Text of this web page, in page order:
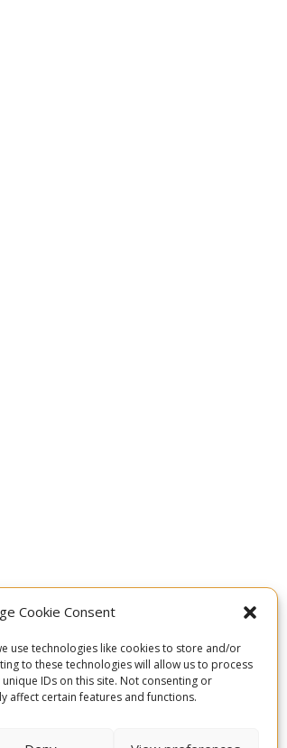
Cookie Consent
use technologies like cookies to store and/or
to these technologies will allow us to process
IDs on this site. Not consenting or
affect certain features and functions.